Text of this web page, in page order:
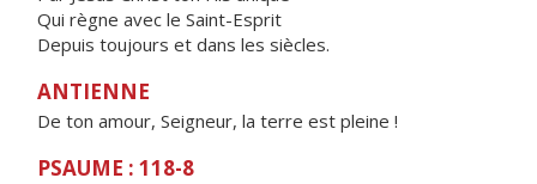
Qui règne avec le Saint-Esprit
Depuis toujours et dans les siècles.
ANTIENNE
De ton amour, Seigneur, la terre est pleine !
PSAUME : 118-8